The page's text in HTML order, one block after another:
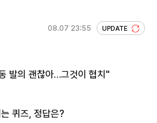
08.07 23:55 UPDATE
발의 괜찮아…그것이 협치"
퀴즈, 정답은?